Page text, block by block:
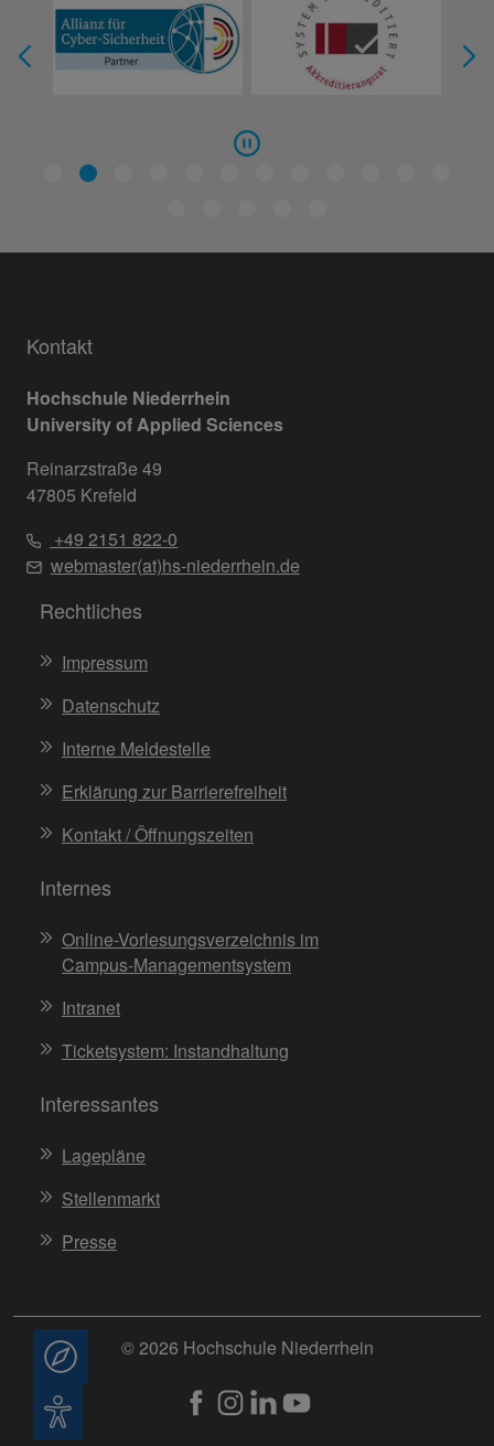
Kontakt
Hochschule Niederrhein
University of Applied Sciences
Reinarzstraße 49
47805 Krefeld
+49 2151 822-0
webmaster(at)hs-niederrhein.de
Rechtliches
Impressum
Datenschutz
Interne Meldestelle
Erklärung zur Barrierefreiheit
Kontakt / Öffnungszeiten
Internes
Online-Vorlesungsverzeichnis im
Campus-Managementsystem
Intranet
Ticketsystem: Instandhaltung
Interessantes
Lagepläne
Stellenmarkt
Presse
© 2026 Hochschule Niederrhein
Beratung
Barrierefreiheit